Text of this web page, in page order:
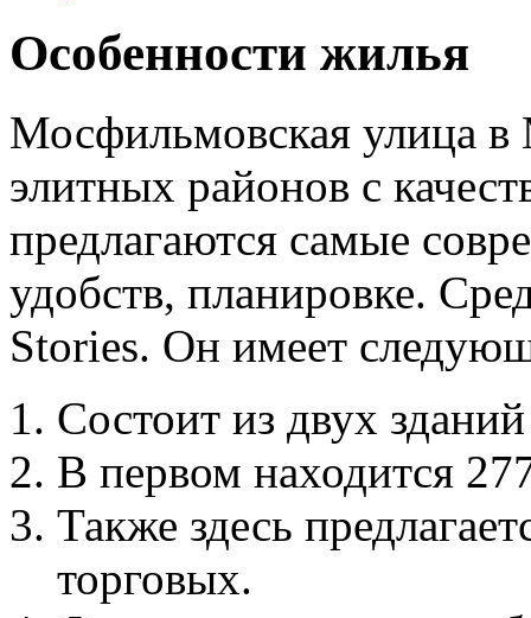
Особенности жилья
Мосфильмовская улица в
элитных районов с
предлагаются самые
удобств, планировке.
Stories. Он имеет
Состоит из двух
В первом находится
Также здесь
торговых.